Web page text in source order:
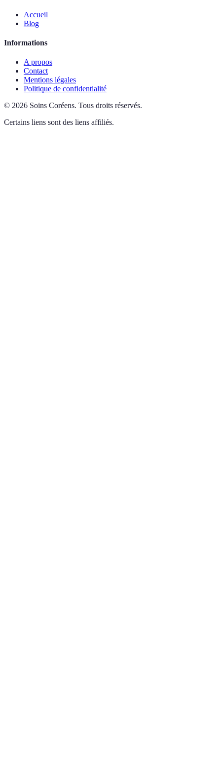
Accueil
Blog
Informations
A propos
Contact
Mentions légales
Politique de confidentialité
© 2026 Soins Coréens. Tous droits réservés.
Certains liens sont des liens affiliés.